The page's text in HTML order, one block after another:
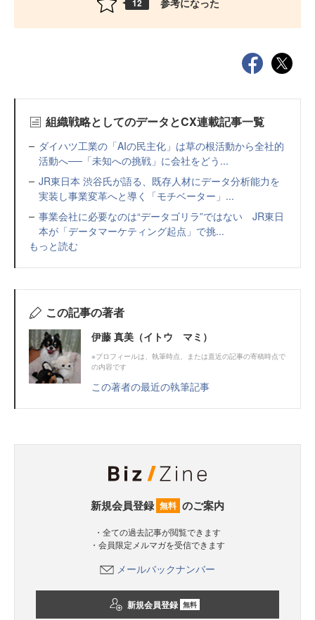
12
組織戦略としてのデータとCX連載記事一覧
ダイハツ工業の「AIの民主化」は草の根活動から全社的
活動へ──「未知への挑戦」に会社をどう...
JR東日本 渋谷氏が語る、既存人材にデータ分析能力を
実装し事業変革へと導く「モチベーター」...
事業会社に必要なのは“データゴリラ”ではない JR東日
本が「データマーケティング起点」で挑...
もっと読む
この記事の著者
伊藤 真美（イトウ マミ）
※プロフィールは、執筆時点、または直近の記事の寄稿時点で
の内容です
この著者の最近の執筆記事
新規会員登録 無料 のご案内
・全ての過去記事が閲覧できます
・会員限定メルマガを受信できます
メールバックナンバー
新規会員登録 無料